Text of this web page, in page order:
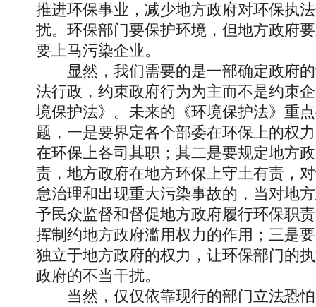
推进环保事业，减少地方政府对环保执
扰。环保部门要保护环境，但地方政府
要上马污染企业。
显然，我们需要的是一部确定政府的
法行政，约束政府行为为主而不是约束
境保护法》。未来的《环境保护法》重
题，一是要界定各个部委在环保上的权
在环保上各司其职；其二是要规定地方
责，地方政府在地方环保上守土有责，
怠治理和出现重大污染事故的，当对地
予民众监督和督促地方政府履行环保职
挥制约地方政府滥用权力的作用；三是
独立于地方政府的权力，让环保部门的
政府的不当干扰。
当然，仅仅依靠现行的部门立法恐怕